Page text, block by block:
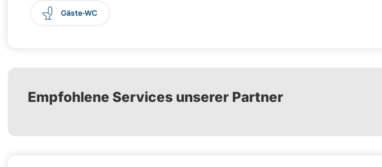
Gäste-WC
Empfohlene Services unserer Partner